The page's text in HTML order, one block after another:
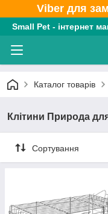
Viber для
Small Pet - інтернет
Каталог товарів
Клітини Природа
Сортування